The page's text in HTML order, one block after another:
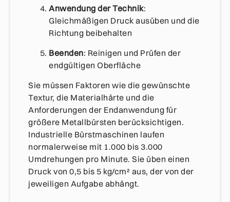
Anwendung der Technik:
Gleichmäßigen Druck ausüben und die
Richtung beibehalten
Beenden: Reinigen und Prüfen der
endgültigen Oberfläche
Sie müssen Faktoren wie die gewünschte
Textur, die Materialhärte und die
Anforderungen der Endanwendung für
größere Metallbürsten berücksichtigen.
Industrielle Bürstmaschinen laufen
normalerweise mit 1.000 bis 3.000
Umdrehungen pro Minute. Sie üben einen
Druck von 0,5 bis 5 kg/cm² aus, der von der
jeweiligen Aufgabe abhängt.